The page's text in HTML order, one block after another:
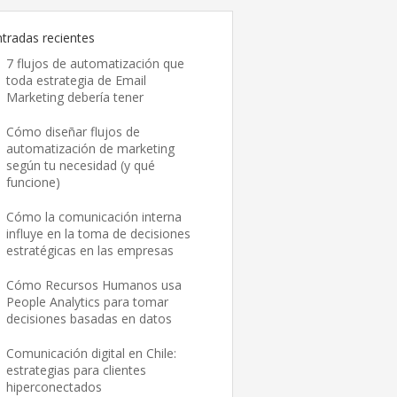
recientes
7 flujos de automatización que
toda estrategia de Email
Marketing debería tener
Cómo diseñar flujos de
automatización de marketing
según tu necesidad (y qué
funcione)
Cómo la comunicación interna
influye en la toma de decisiones
estratégicas en las empresas
Cómo Recursos Humanos usa
People Analytics para tomar
decisiones basadas en datos
Comunicación digital en Chile:
estrategias para clientes
hiperconectados